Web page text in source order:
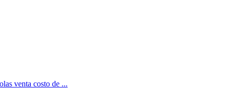
venta costo de ...